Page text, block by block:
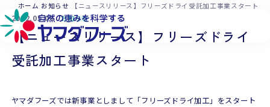
本文へ移動
ホーム お知らせ 【ニュースリリース】フリーズドライ受託加工事業スタート
2022.05.06 お知らせ
【ニュースリリース】フリーズドライ
受託加工事業スタート
ヤマダフーズでは新事業としまして「フリーズドライ加工」をスタート